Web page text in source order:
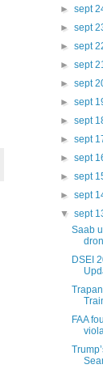
► sept
► sept
► sept
► sept
► sept
► sept
► sept
► sept
► sept
► sept
► sept
▼ sept
Saab
DSEI
FAA